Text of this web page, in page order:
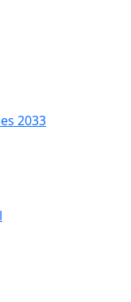
2033